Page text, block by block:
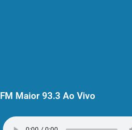
FM Maior 93.3 Ao Vivo